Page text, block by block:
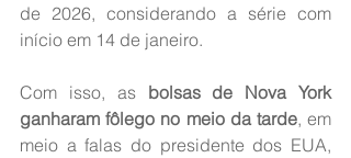
de 2026, considerando a série com
início em 14 de janeiro.
Com isso, as bolsas de Nova York
ganharam fôlego no meio da tarde, em
meio a falas do presidente dos EUA,